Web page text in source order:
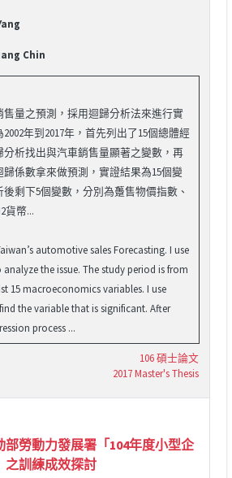
Chin
量之預測，採用迴歸分析法來進行實
年到2017年，首先列出了15個總體經
析找出與汽車銷售量顯著之變數，再
係數拿來做預測，實證結果為15個變
剩下5個變數，分別為躉售物價指數、
貨幣...
automotive sales Forecasting. I use
the issue. The study period is from
15 macroeconomics variables. I use
the variable that is significant. After
process ...
106 碩士論文
2017 Master's Thesis
勞動力發展署「104年度小型企
之訓練成效探討